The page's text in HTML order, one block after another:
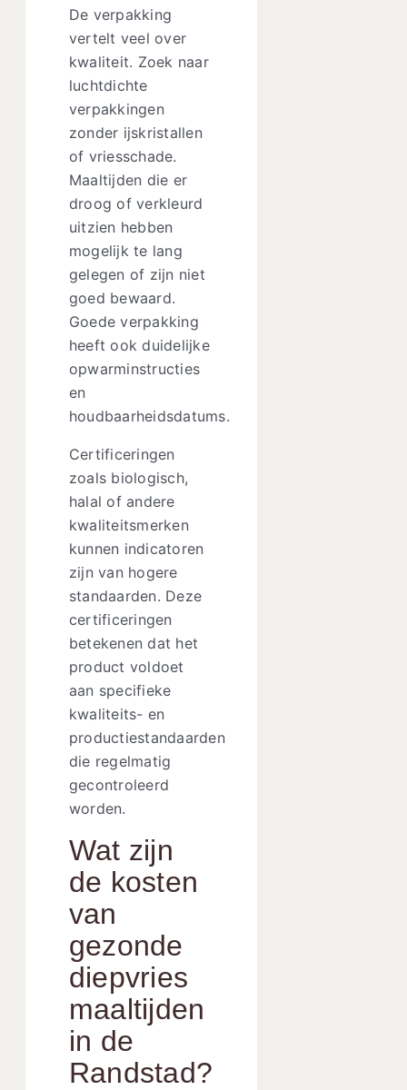
De verpakking
vertelt veel over
kwaliteit. Zoek naar
luchtdichte
verpakkingen
zonder ijskristallen
of vriesschade.
Maaltijden die er
droog of verkleurd
uitzien hebben
mogelijk te lang
gelegen of zijn niet
goed bewaard.
Goede verpakking
heeft ook duidelijke
opwarminstructies
en
houdbaarheidsdatums.
Certificeringen
zoals biologisch,
halal of andere
kwaliteitsmerken
kunnen indicatoren
zijn van hogere
standaarden. Deze
certificeringen
betekenen dat het
product voldoet
aan specifieke
kwaliteits- en
productiestandaarden
die regelmatig
gecontroleerd
worden.
Wat zijn
de kosten
van
gezonde
diepvries
maaltijden
in de
Randstad?